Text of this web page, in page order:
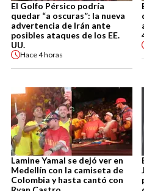
El Golfo Pérsico podría
quedar “a oscuras”: la nueva
advertencia de Irán ante
posibles ataques de los EE.
UU.
Hace4 horas
Lamine Yamal se dejó ver en
Medellín con la camiseta de
Colombia y hasta cantó con